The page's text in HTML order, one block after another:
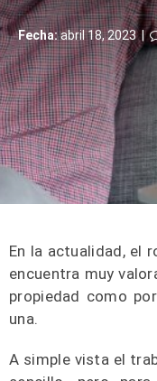
Fecha:abril 18, 2023 |
En la actualidad, el
encuentra muy
propiedad como
una.
A simple vista el